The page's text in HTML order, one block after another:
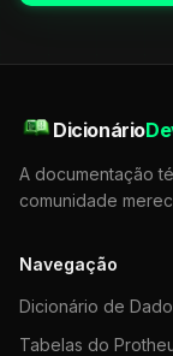
Dicionário
A documentação
comunidade
Navegação
Dicionário de
Tabelas do